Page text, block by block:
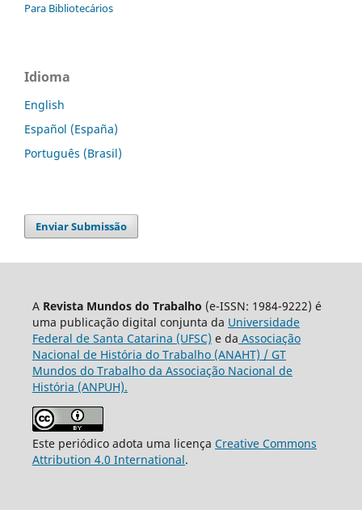
Para Bibliotecários
Idioma
English
Español (España)
Português (Brasil)
Enviar Submissão
A Revista Mundos do Trabalho (e-ISSN: 1984-9222) é
uma publicação digital conjunta da Universidade
Federal de Santa Catarina (UFSC) e da Associação
Nacional de História do Trabalho (ANAHT) / GT
Mundos do Trabalho da Associação Nacional de
História (ANPUH).
Este periódico adota uma licença Creative Commons
Attribution 4.0 International.